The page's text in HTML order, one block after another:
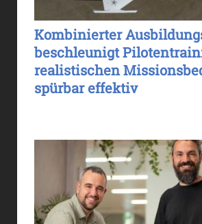
Kombinierter
beschleunigt
realistischen
spürbar effektiv